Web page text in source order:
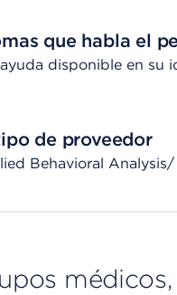
que habla el
disponible en su
de proveedor
Behavioral